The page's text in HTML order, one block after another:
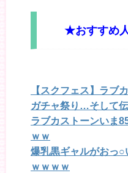
★おすすめ
【スクフェス】ラブ
ガチャ祭り…そして
ラブカストーンいま
ｗｗ
爆乳黒ギャルがおっ○
ｗｗｗｗ